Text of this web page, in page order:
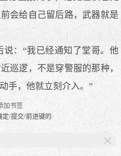
会给自己留后路，武器就是
：“我已经通知了堂哥。他
巡逻，不是穿警服的那种，
手，他就立刻介入。”
加书签
定/提交/前进键的